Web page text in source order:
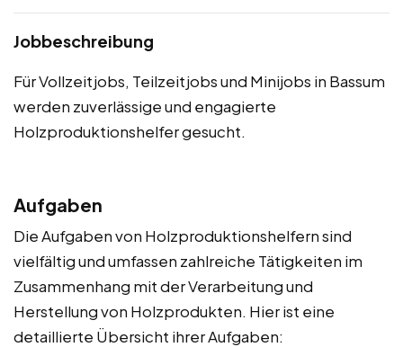
Jobbeschreibung
Für Vollzeitjobs, Teilzeitjobs und Minijobs in Bassum
werden zuverlässige und engagierte
Holzproduktionshelfer gesucht.
Aufgaben
Die Aufgaben von Holzproduktionshelfern sind
vielfältig und umfassen zahlreiche Tätigkeiten im
Zusammenhang mit der Verarbeitung und
Herstellung von Holzprodukten. Hier ist eine
detaillierte Übersicht ihrer Aufgaben: